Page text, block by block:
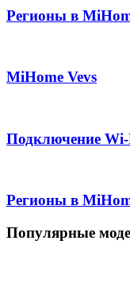
Регионы в
MiHome Vevs
Подключение
Регионы в
Популярные